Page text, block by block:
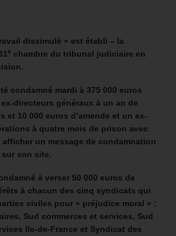
dissimulé » est établi – la
e chambre du tribunal judiciaire en
condamné mardi à 375 000 euros
ex-directeurs généraux à un an de
et 10 000 euros d’amende et un ex-
à quatre mois de prison avec
afficher un message de condamnation
son site.
à verser 50 000 euros de
à chacun des cinq syndicats qui
civiles pour « préjudice moral » :
Sud commerces et services, Sud
Ile-de-France et Syndicat des